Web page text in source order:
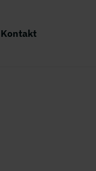
Kontakt